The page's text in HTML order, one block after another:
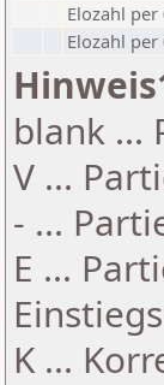
Elozahl per
Elozahl per
blank ...
V ...
- ...
E ...
K ...